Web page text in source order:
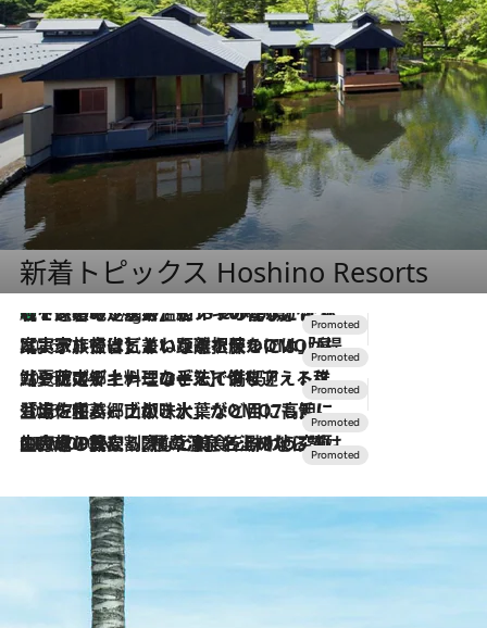
新着トピックス Hoshino Resorts
11 Hours Ago
【トンボの足水浴】ヒノキの香りに包まれて涼感マックス！約13℃の湧水かけ流しを避暑地「星野温泉 トンボの湯」で体験
2026.7.31
【ホテル帰省】という選択肢をOMOが提案。家族とほどよい距離を保つには「昼は実家、夜は気兼ねなくホテルで！」
2026.7.24
【夏限定ディナーコース】旬を迎える稚鮎や花ズッキーニなどをイタリア・トスカーナの郷土料理の手法で満喫！
2026.7.17
「土佐和ハーブかき氷」がOMO7高知に登場！生姜、山椒、大葉など目にも舌にも涼を呼ぶ郷土の味
2026.7.10
NEW OPEN！【界 草津】名湯の地に誕生。趣の異なる2種の温泉と上州ならではの会席・蕎麦割烹など美食を味わう究極の癒やし旅